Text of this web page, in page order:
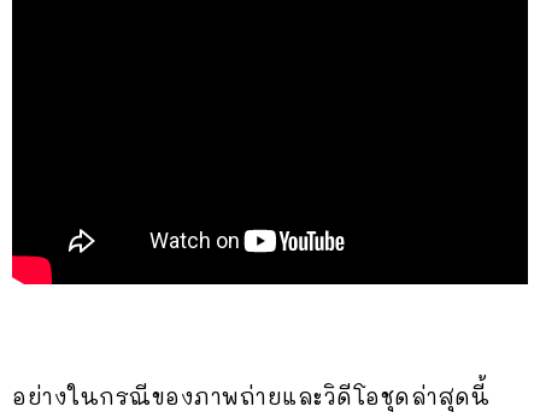
อย่างในกรณีของภาพถ่ายและวิดีโอชุดล่าสุดนี้